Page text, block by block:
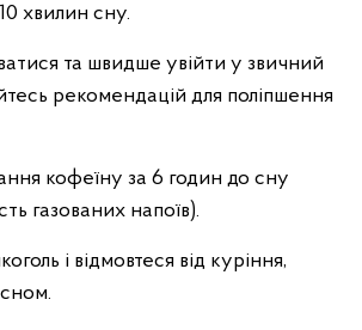
хвилин сну.
та швидше увійти у звичний
рекомендацій для поліпшення
кофеїну за 6 годин до сну
газованих напоїв).
і відмовтеся від куріння,